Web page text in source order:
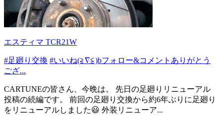
エスティマ TCR21W
#足廻り交換 #いいね(≧∇≦)bフォロー&コメントありがとう
ござ...
CARTUNEの皆さん、今晩は。 先日の足廻りリニューアル
投稿の続編です。 前回の足廻り交換から約6年ぶりに足廻り
をリニューアルしました😃 外装リニューア...